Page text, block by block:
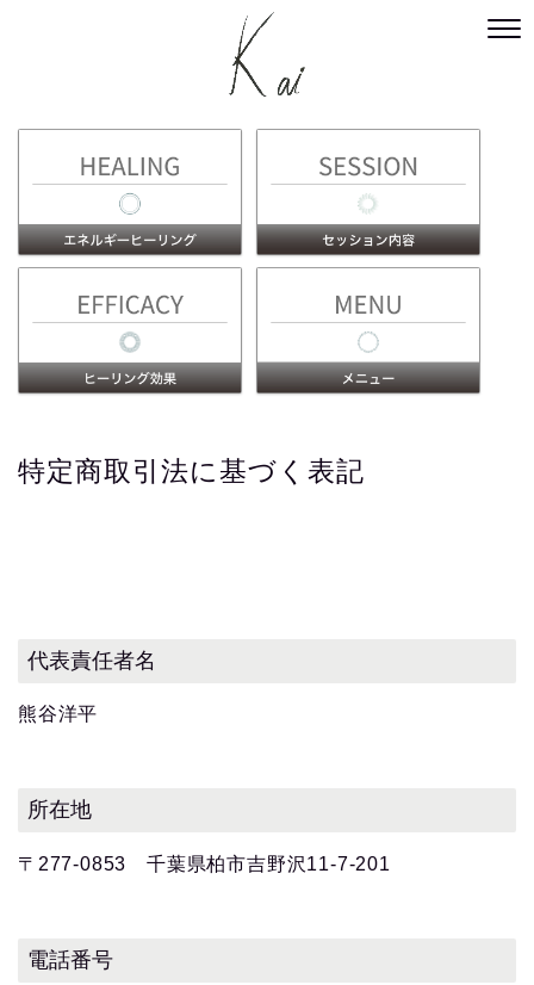
特定商取引法に基づく表記
代表責任者名
熊谷洋平
所在地
〒277-0853 千葉県柏市吉野沢11-7-201
電話番号